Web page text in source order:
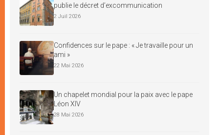
publie le décret d’excommunication
2 Juil 2026
Confidences sur le pape : « Je travaille pour un
ami »
22 Mai 2026
Un chapelet mondial pour la paix avec le pape
Léon XIV
28 Mai 2026